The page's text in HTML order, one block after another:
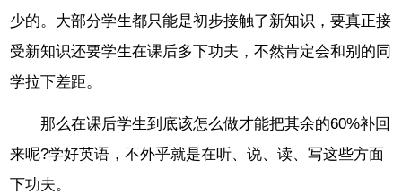
少的。大部分学生都只能是初步接触了新知识，要真正接
受新知识还要学生在课后多下功夫，不然肯定会和别的同
学拉下差距。
那么在课后学生到底该怎么做才能把其余的60%补回
来呢?学好英语，不外乎就是在听、说、读、写这些方面
下功夫。